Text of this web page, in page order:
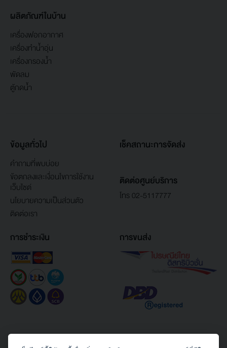
ผลิตภัณฑ์ในบ้าน
เครื่องฟอกอากาศ
เครื่องทำน้ำอุ่น
เครื่องกรองน้ำ
พัดลม
ตู้กดน้ำ
ข้อมูลทั่วไป
คำถามที่พบบ่อย
ข้อตกลงและเงื่อนไขการใช้งาน
เว็บไซต์
นโยบายความเป็นส่วนตัว
ติดต่อเรา
เช็คสถานะการจัดส่ง
ติดต่อศูนย์บริการ
โทร 02-5117777
การชำระเงิน การขนส่ง